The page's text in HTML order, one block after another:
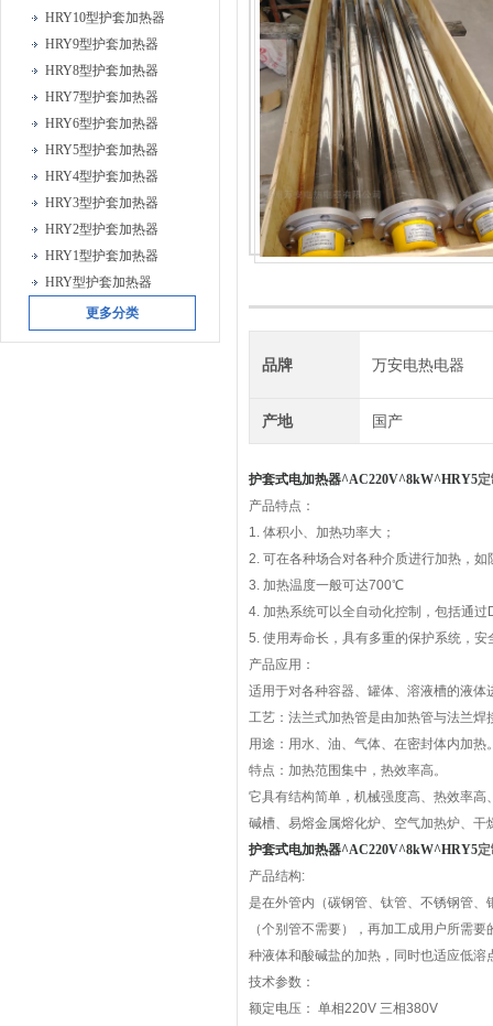
HRY10型护套加热器
HRY9型护套加热器
HRY8型护套加热器
HRY7型护套加热器
HRY6型护套加热器
HRY5型护套加热器
HRY4型护套加热器
HRY3型护套加热器
HRY2型护套加热器
HRY1型护套加热器
HRY型护套加热器
更多分类
品牌 万安电热电器
产地 国产
护套式电加热器^AC220V^8kW^HRY5
产品特点：
1. 体积小、加热功率大；
2. 可在各种场合对各种介质进行加热，如
3. 加热温度一般可达700℃
4. 加热系统可以全自动化控制，包括通
5. 使用寿命长，具有多重的保护系统，安
产品应用：
适用于对各种容器、罐体、溶液槽的液体
工艺：法兰式加热管是由加热管与法兰焊
用途：用水、油、气体、在密封体内加热
特点：加热范围集中，热效率高。
它具有结构简单，机械强度高、热效率
碱槽、易熔金属熔化炉、空气加热炉、
护套式电加热器^AC220V^8kW^HRY5
产品结构:
是在外管内（碳钢管、钛管、不锈钢管
（个别管不需要），再加工成用户所需
种液体和酸碱盐的加热，同时也适应低溶
技术参数：
额定电压： 单相220V 三相380V